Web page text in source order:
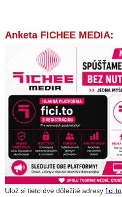
Anketa FICHEE MEDIA:
Ulož si tieto dve dôležité adresy fici.to